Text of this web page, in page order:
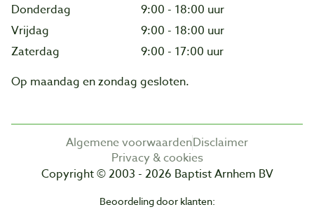
Donderdag
9:00 - 18:00 uur
Vrijdag
9:00 - 18:00 uur
Zaterdag
9:00 - 17:00 uur
Op maandag en zondag gesloten.
Algemene voorwaardenDisclaimer
Privacy & cookies
Copyright © 2003 - 2026 Baptist Arnhem BV
Beoordeling door klanten: